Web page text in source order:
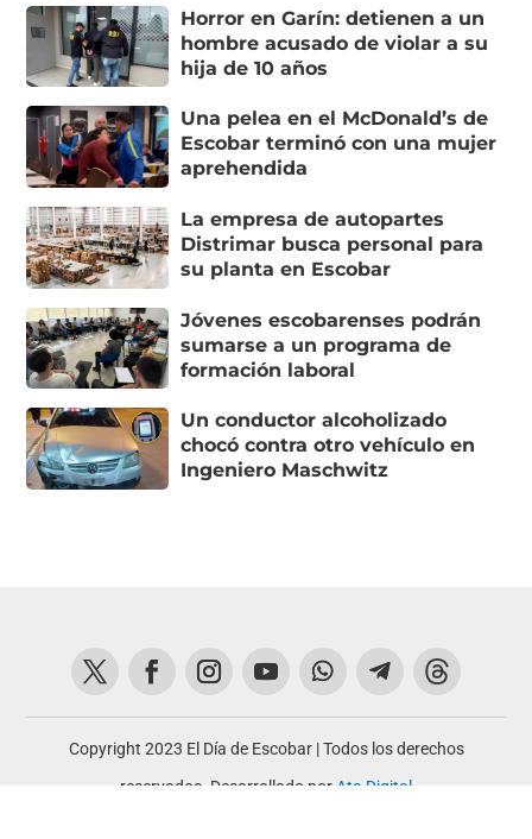
Horror en Garín: detienen a un
hombre acusado de violar a su
hija de 10 años
Una pelea en el McDonald’s de
Escobar terminó con una mujer
aprehendida
La empresa de autopartes
Distrimar busca personal para
su planta en Escobar
Jóvenes escobarenses podrán
sumarse a un programa de
formación laboral
Un conductor alcoholizado
chocó contra otro vehículo en
Ingeniero Maschwitz
Copyright 2023 El Día de Escobar | Todos los derechos
reservados. Desarrollado por Ata Digital